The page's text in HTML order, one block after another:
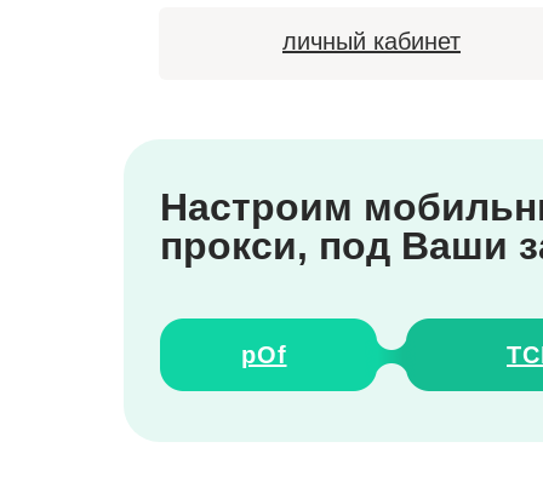
Настроим
прокси, под Ваши
личный кабинет
pOf